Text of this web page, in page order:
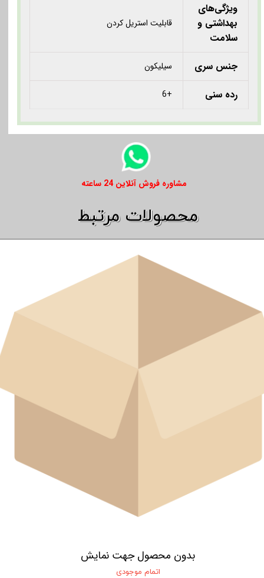
ویژگی‌های
بهداشتی و
سلامت
قابلیت استریل کردن
جنس سری سیلیکون
رده سنی +6
​​مشاوره فروش آنلاین 24 ساعته
بدون محصول جهت نمایش
اتمام موجودی
​​محصولات مرتبط